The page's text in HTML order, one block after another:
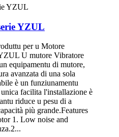
YZUL
per u Motore
U mutore Vibratore
equipamentu di mutore,
avanzata di una sola
è un funziunamentu
facilita l'installazione è
riduce u pesu di a
più grande.Features
1. Low noise and